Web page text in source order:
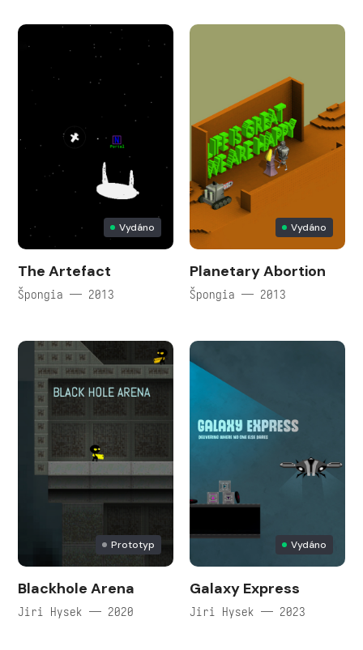
Vydáno
The Artefact
Špongia — 2013
Vydáno
Planetary Abortion
Špongia — 2013
Prototyp
Blackhole Arena
Jiri Hysek — 2020
Vydáno
Galaxy Express
Jiri Hysek — 2023